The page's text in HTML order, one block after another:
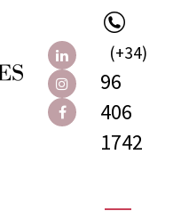
(+34)
96
406
1742